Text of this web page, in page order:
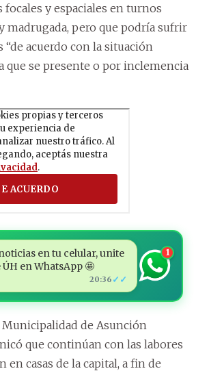
y espaciales en turnos
madrugada, pero que podría sufrir
acuerdo con la situación
que se presente o por inclemencia
en tu celular, unite
ÚH en WhatsApp 🤩
20:36 ✓✓
1
Municipalidad de Asunción
que continúan con las labores
en casas de la capital, a fin de